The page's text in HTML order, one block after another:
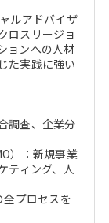
ルアドバイザ
ロスリージョ
ョンへの人材
た実践に強い
調査、企業分
）：新規事業
ティング、人
全プロセスを